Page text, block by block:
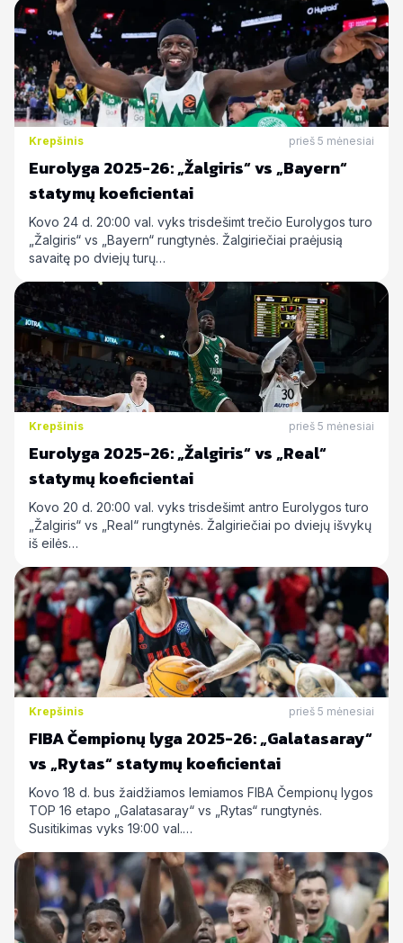
Krepšinis prieš 5 mėnesiai
Eurolyga 2025-26: „Žalgiris“ vs „Bayern“
statymų koeficientai
Kovo 24 d. 20:00 val. vyks trisdešimt trečio Eurolygos turo
„Žalgiris“ vs „Bayern“ rungtynės. Žalgiriečiai praėjusią
savaitę po dviejų turų…
Krepšinis prieš 5 mėnesiai
Eurolyga 2025-26: „Žalgiris“ vs „Real“
statymų koeficientai
Kovo 20 d. 20:00 val. vyks trisdešimt antro Eurolygos turo
„Žalgiris“ vs „Real“ rungtynės. Žalgiriečiai po dviejų išvykų
iš eilės…
Krepšinis prieš 5 mėnesiai
FIBA Čempionų lyga 2025-26: „Galatasaray“
vs „Rytas“ statymų koeficientai
Kovo 18 d. bus žaidžiamos lemiamos FIBA Čempionų lygos
TOP 16 etapo „Galatasaray“ vs „Rytas“ rungtynės.
Susitikimas vyks 19:00 val.…